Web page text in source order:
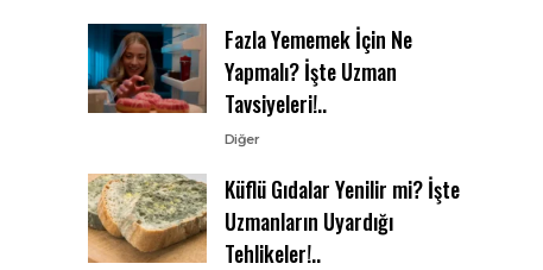
Fazla Yememek İçin Ne
Yapmalı? İşte Uzman
Tavsiyeleri!..
Diğer
Küflü Gıdalar Yenilir mi? İşte
Uzmanların Uyardığı
Tehlikeler!..